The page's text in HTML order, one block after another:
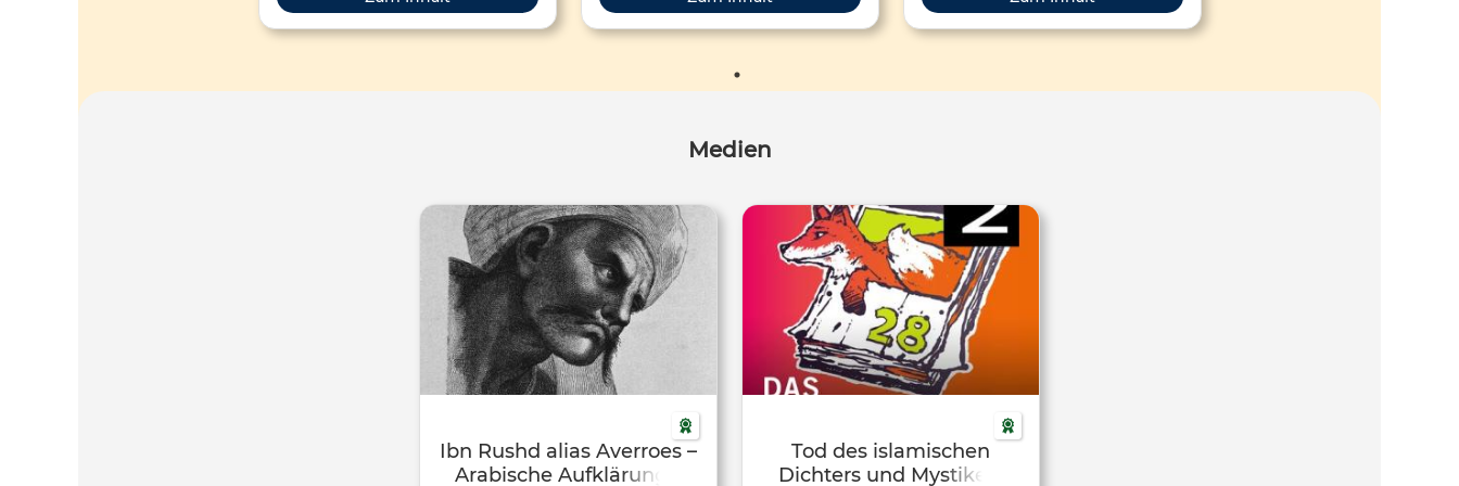
bekannt. (BR 2018)
wir hierzulande vor allem unter dem
Namen Avicenna kennen.
Schamseddin machte den Tanz der
Derwische zu einer islamischen
Medien
Ibn Rushd alias Averroes –
Arabische Aufklärung –
Tod des islamischen
Dichters und Mystikers